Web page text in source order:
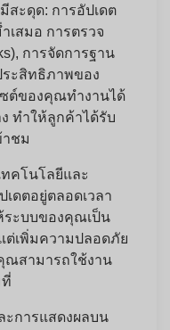
สะดุด: การอัปเดต
เสมอ การตรวจ
การจัดการฐาน
ระสิทธิภาพของ
ซต์ของคุณทำงานได้
ทำให้ลูกค้าได้รับ
ชม
ทคโนโลยีและ
ดตอยู่ตลอดเวลา
ระบบของคุณเป็น
ต่เพิ่มความปลอดภัย
ณสามารถใช้งาน
ะการแสดงผลบน